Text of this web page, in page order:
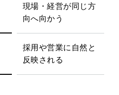
現場・経営が同じ方
向へ向かう
採用や営業に自然と
反映される